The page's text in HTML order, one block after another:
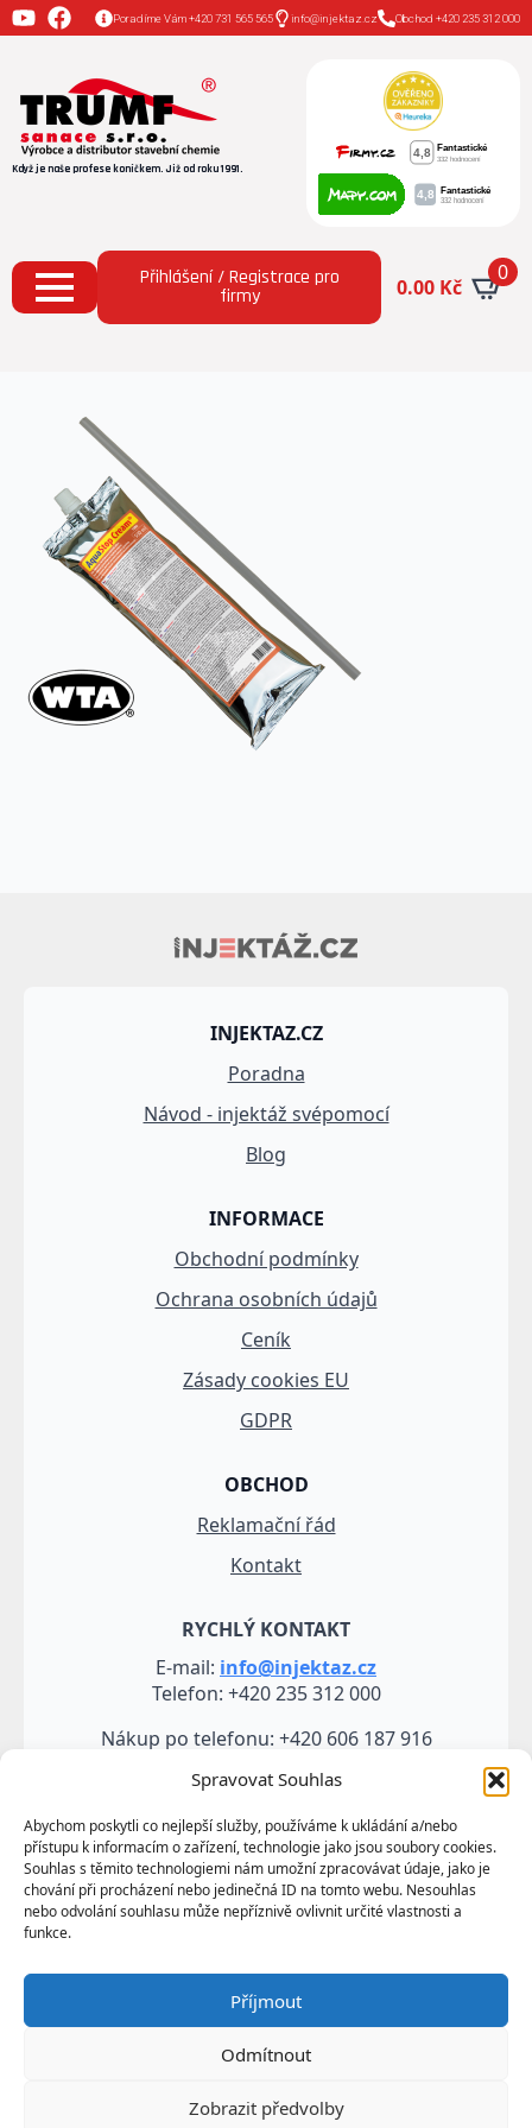
Spravovat Souhlas
Abychom poskytli co nejlepší služby, používáme k ukládání a/nebo
přístupu k informacím o zařízení, technologie jako jsou soubory cookies.
Souhlas s těmito technologiemi nám umožní zpracovávat údaje, jako je
chování při procházení nebo jedinečná ID na tomto webu. Nesouhlas
nebo odvolání souhlasu může nepříznivě ovlivnit určité vlastnosti a
funkce.
Příjmout
Odmítnout
Zobrazit předvolby
Poradíme Vám +420 731 565 565 info@injektaz.cz Obchod +420 235 312 000
Když je naše profese koníčkem. Již od roku 1991.
Přihlášení / Registrace pro
firmy 0.00 Kč
0
INJEKTAZ.CZ
Poradna
Návod - injektáž svépomocí
Blog
INFORMACE
Obchodní podmínky
Ochrana osobních údajů
Ceník
Zásady cookies EU
GDPR
OBCHOD
Reklamační řád
Kontakt
RYCHLÝ KONTAKT
E-mail: info@injektaz.cz
Telefon: +420 235 312 000
Nákup po telefonu: +420 606 187 916
Veškeré údaje, zejména texty a fotografie uvedené na
těchto webových stránkách jsou výtvorem a
vlastnictvím společnosti TRUMF sanace s.r.o.
představují její know-how a jako takové požívají
upravujících duševní vlastnictví.